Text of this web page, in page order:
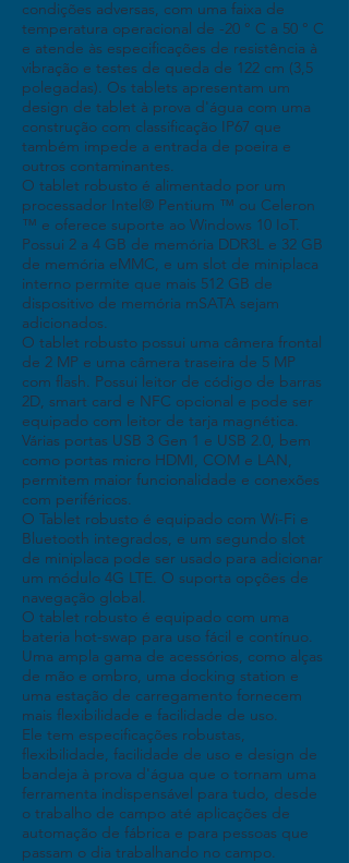
condições adversas, com uma faixa de
temperatura operacional de -20 ° C a 50 ° C
e atende às especificações de resistência à
vibração e testes de queda de 122 cm (3,5
polegadas). Os tablets apresentam um
design de tablet à prova d'água com uma
construção com classificação IP67 que
também impede a entrada de poeira e
outros contaminantes.
O tablet robusto é alimentado por um
processador Intel® Pentium ™ ou Celeron
™ e oferece suporte ao Windows 10 IoT.
Possui 2 a 4 GB de memória DDR3L e 32 GB
de memória eMMC, e um slot de miniplaca
interno permite que mais 512 GB de
dispositivo de memória mSATA sejam
adicionados.
O tablet robusto possui uma câmera frontal
de 2 MP e uma câmera traseira de 5 MP
com flash. Possui leitor de código de barras
2D, smart card e NFC opcional e pode ser
equipado com leitor de tarja magnética.
Várias portas USB 3 Gen 1 e USB 2.0, bem
como portas micro HDMI, COM e LAN,
permitem maior funcionalidade e conexões
com periféricos.
O Tablet robusto é equipado com Wi-Fi e
Bluetooth integrados, e um segundo slot
de miniplaca pode ser usado para adicionar
um módulo 4G LTE. O suporta opções de
navegação global.
O tablet robusto é equipado com uma
bateria hot-swap para uso fácil e contínuo.
Uma ampla gama de acessórios, como alças
de mão e ombro, uma docking station e
uma estação de carregamento fornecem
mais flexibilidade e facilidade de uso.
Ele tem especificações robustas,
flexibilidade, facilidade de uso e design de
bandeja à prova d'água que o tornam uma
ferramenta indispensável para tudo, desde
o trabalho de campo até aplicações de
automação de fábrica e para pessoas que
passam o dia trabalhando no campo.